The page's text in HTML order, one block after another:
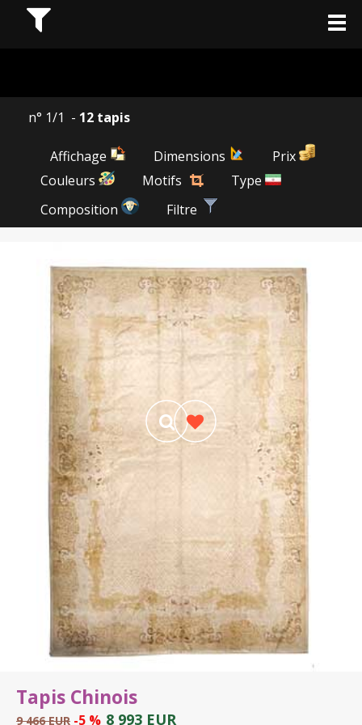
n° 1/1 - 12 tapis
Affichage Dimensions
Prix
Couleurs
Motifs
Type
Composition
Filtre
Tapis Chinois
9 466 EUR -5 % 8 993 EUR